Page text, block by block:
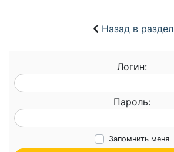
Назад в раздел
Логин:
Пароль:
Запомнить меня